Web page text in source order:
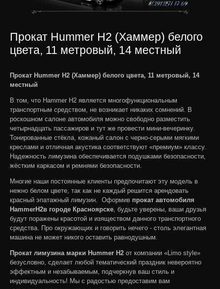
Прокат Hummer H2 (Хаммер) белого
цвета, 11 метровый, 14 местный
Прокат Hummer H2 (Хаммер) белого цвета, 11 метровый, 14
местный
В том, что Hammer H2 является многофункциональным
транспортным средством, не возникает никаких сомнений. В
роскошном салоне автомобиля можно свободно разместить
четырнадцать пассажиров и тут же провести мини-вечеринку.
Тонированные стёкла, кожаный салон с черно-серыми мягкими
креслами и отличная акустика соответствуют «премиум» классу.
Надежность лимузина обеспечивается подушками безопасности,
жёстким каркасом и ремнями безопасности.
Многие наши постоянные клиенты предпочитают эту модель в
нежно белом цвете, так как не каждый решится арендовать
красный эпатажный лимузин. Оформив прокат автомобиля
HammerH2в городе Красноярске, будьте уверены, ваши друзья
будут поражены красотой и изяществом данного транспортного
средства. Про окружающих и говорить нечего - столь элегантная
машина не может никого оставить равнодушным.
Прокат лимузина марки Hummer H2 от компании «Limo style»
безусловно, сделает любой тематический праздник невероятно
эффектным и незабываемым, подчеркнув ваш стиль и
индивидуальность! Мы с радостью предоставим вам